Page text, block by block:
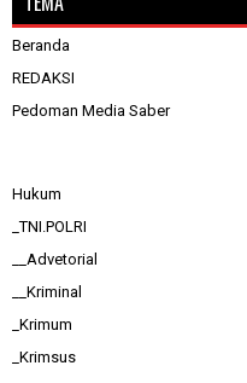
Beranda
REDAKSI
Pedoman Media Saber
Hukum
_TNI.POLRI
__Advetorial
__Kriminal
_Krimum
_Krimsus